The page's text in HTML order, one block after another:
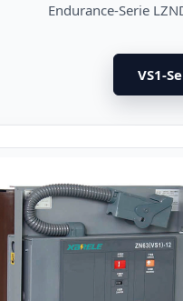
Endurance-Serie
VS1-